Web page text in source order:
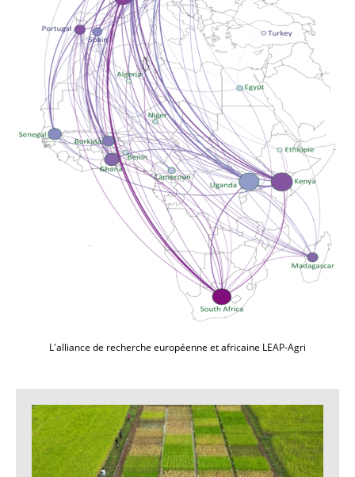
L'alliance de recherche européenne et africaine LEAP-Agri